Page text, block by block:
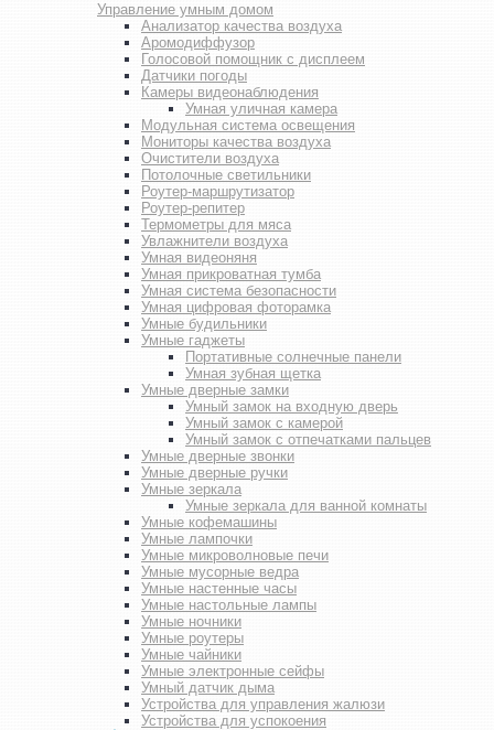
Управление умным домом
Анализатор качества воздуха
Аромодиффузор
Голосовой помощник с дисплеем
Датчики погоды
Камеры видеонаблюдения
Умная уличная камера
Модульная система освещения
Мониторы качества воздуха
Очистители воздуха
Потолочные светильники
Роутер-маршрутизатор
Роутер-репитер
Термометры для мяса
Увлажнители воздуха
Умная видеоняня
Умная прикроватная тумба
Умная система безопасности
Умная цифровая фоторамка
Умные будильники
Умные гаджеты
Портативные солнечные панели
Умная зубная щетка
Умные дверные замки
Умный замок на входную дверь
Умный замок с камерой
Умный замок с отпечатками пальцев
Умные дверные звонки
Умные дверные ручки
Умные зеркала
Умные зеркала для ванной комнаты
Умные кофемашины
Умные лампочки
Умные микроволновые печи
Умные мусорные ведра
Умные настенные часы
Умные настольные лампы
Умные ночники
Умные роутеры
Умные чайники
Умные электронные сейфы
Умный датчик дыма
Устройства для управления жалюзи
Устройства для успокоения